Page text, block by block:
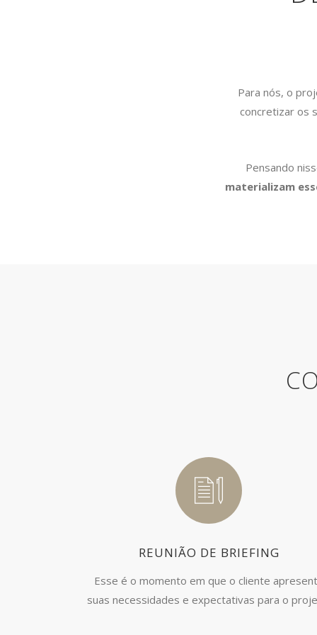
Para nós, o
concretizar os
Pensando
materializam
REUNIÃO DE BRIEFING
Esse é o momento em que o cliente
suas necessidades e expectativas para o